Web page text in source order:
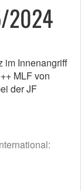
2024
im Innenangriff
MLF von
der JF